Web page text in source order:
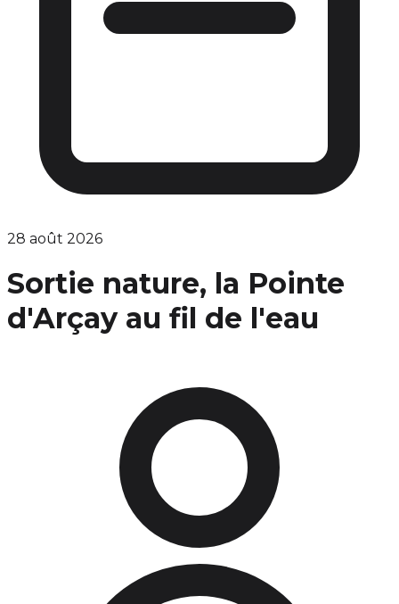
28 août 2026
Sortie nature, la Pointe
d'Arçay au fil de l'eau